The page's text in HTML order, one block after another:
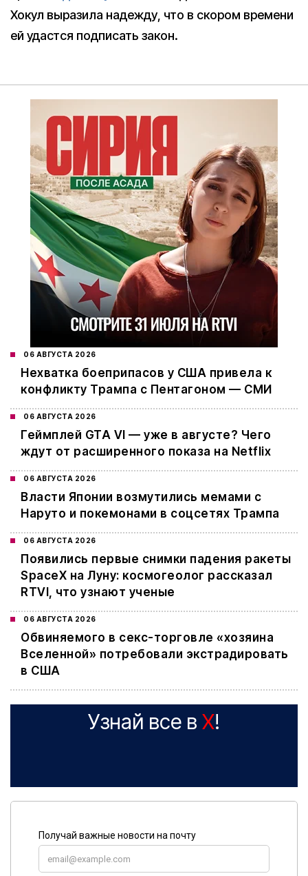
Хокул выразила надежду, что в скором времени
ей удастся подписать закон.
06 АВГУСТА 2026
Нехватка боеприпасов у США привела к
конфликту Трампа с Пентагоном — СМИ
06 АВГУСТА 2026
Геймплей GTA VI — уже в августе? Чего
ждут от расширенного показа на Netflix
06 АВГУСТА 2026
Власти Японии возмутились мемами с
Наруто и покемонами в соцсетях Трампа
06 АВГУСТА 2026
Появились первые снимки падения ракеты
SpaceX на Луну: космогеолог рассказал
RTVI, что узнают ученые
06 АВГУСТА 2026
Обвиняемого в секс-торговле «хозяина
Вселенной» потребовали экстрадировать
в США
Узнай все в X!